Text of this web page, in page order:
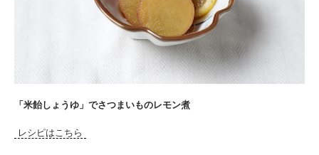
「米飴しょうゆ」でさつまいものレモン煮
レシピはこちら